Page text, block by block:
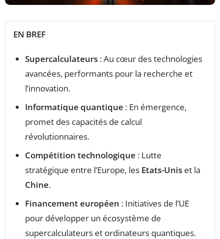
EN BREF
Supercalculateurs : Au cœur des technologies
avancées, performants pour la recherche et
l’innovation.
Informatique quantique : En émergence,
promet des capacités de calcul
révolutionnaires.
Compétition technologique : Lutte
stratégique entre l’Europe, les Etats-Unis et la
Chine.
Financement européen : Initiatives de l’UE
pour développer un écosystème de
supercalculateurs et ordinateurs quantiques.